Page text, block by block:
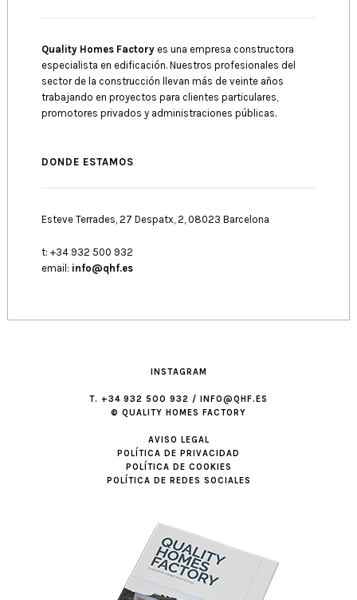
Quality Homes Factoryes una empresa constructora
especialista en edificación. Nuestros profesionales del
sector de la construcción llevan más de veinte años
trabajando en proyectos para clientes particulares,
promotores privados y administraciones públicas.
DONDE ESTAMOS
Esteve Terrades, 27 Despatx, 2, 08023 Barcelona
t: +34 932 500 932
email: info@qhf.es
INSTAGRAM
T. +34 932 500 932 / INFO@QHF.ES
© QUALITY HOMES FACTORY
AVISO LEGAL
POLÍTICA DE PRIVACIDAD
POLÍTICA DE COOKIES
POLÍTICA DE REDES SOCIALES